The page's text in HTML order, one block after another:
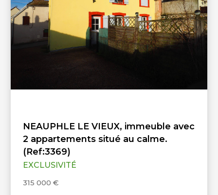
NEAUPHLE LE VIEUX, immeuble avec
2 appartements situé au calme.
(Ref:3369)
EXCLUSIVITÉ
315 000 €